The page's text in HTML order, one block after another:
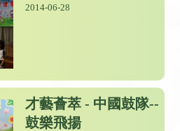
2014-06-28
才藝薈萃 - 中國鼓隊--
鼓樂飛揚